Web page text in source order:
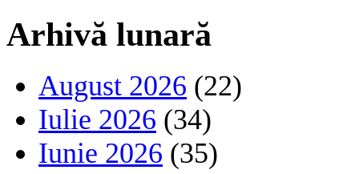
Arhivă lunară
August 2026 (22)
Iulie 2026 (34)
Iunie 2026 (35)